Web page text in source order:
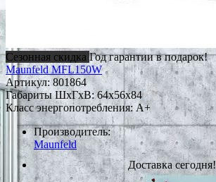
Сезонная скидка Год гарантии в подарок!
Maunfeld MFL150W
Артикул: 801864
Габариты ШxГxВ: 64x56x84
Класс энергопотребления: A+
Производитель:
Maunfeld
Доставка сегодня!